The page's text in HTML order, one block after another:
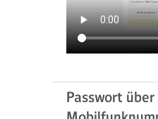
Passwort über